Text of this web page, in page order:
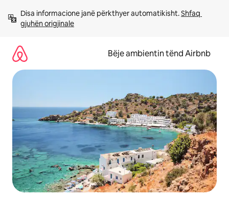
përmbajtja
Disa informacione janë përkthyer automatikisht. Shfaq
gjuhën origjinale
Bëje ambientin tënd Airbnb